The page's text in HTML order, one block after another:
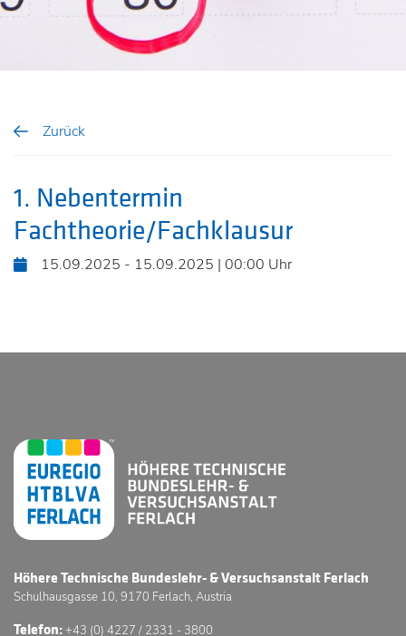
Zurück
1. Nebentermin
Fachtheorie/Fachklausur
15.09.2025 - 15.09.2025 | 00:00 Uhr
Höhere Technische Bundeslehr- & Versuchsanstalt Ferlach
Schulhausgasse 10, 9170 Ferlach, Austria
Telefon:+43 (0) 4227 / 2331 - 3800